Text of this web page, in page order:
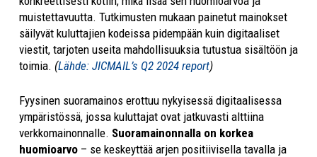
muistettavuutta. Tutkimusten mukaan painetut mainokset
säilyvät kuluttajien kodeissa pidempään kuin digitaaliset
viestit, tarjoten useita mahdollisuuksia tutustua sisältöön ja
toimia. (Lähde: JICMAIL’s Q2 2024 report)
Fyysinen suoramainos erottuu nykyisessä digitaalisessa
ympäristössä, jossa kuluttajat ovat jatkuvasti alttiina
verkkomainonnalle. Suoramainonnalla on korkea
huomioarvo– se keskeyttää arjen positiivisella tavalla ja